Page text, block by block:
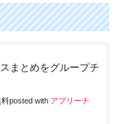
まとめをグループチ
料posted with アプリーチ